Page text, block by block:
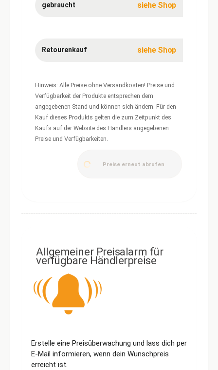
gebraucht siehe Shop
Retourenkauf siehe Shop
Hinweis: Alle Preise ohne Versandkosten! Preise und
Verfügbarkeit der Produkte entsprechen dem
angegebenen Stand und können sich ändern. Für den
Kauf dieses Produkts gelten die zum Zeitpunkt des
Kaufs auf der Website des Händlers angegebenen
Preise und Verfügbarkeiten.
Preise erneut abrufen
Allgemeiner Preisalarm für
verfügbare Händlerpreise
Erstelle eine Preisüberwachung und lass dich per
E-Mail informieren, wenn dein Wunschpreis
erreicht ist.